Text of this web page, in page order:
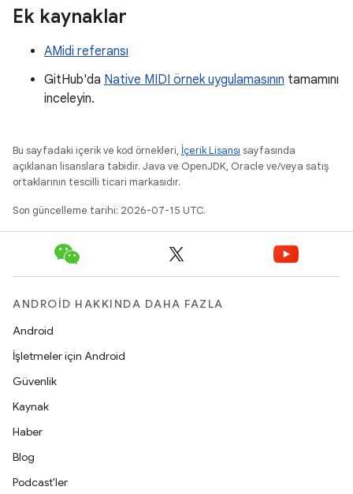
Ek kaynaklar
AMidi referansı
GitHub'da Native MIDI örnek uygulamasının tamamını
inceleyin.
Bu sayfadaki içerik ve kod örnekleri, İçerik Lisansı sayfasında
açıklanan lisanslara tabidir. Java ve OpenJDK, Oracle ve/veya satış
ortaklarının tescilli ticari markasıdır.
Son güncelleme tarihi: 2026-07-15 UTC.
ANDROID HAKKINDA DAHA FAZLA
Android
İşletmeler için Android
Güvenlik
Kaynak
Haber
Blog
Podcast'ler